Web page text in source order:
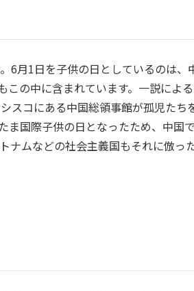
6月1日を子供の日としているのは、
の中に含まれています。一説による
スコにある中国総領事館が孤児たち
ま国際子供の日となったため、中国で
ナムなどの社会主義国もそれに倣っ